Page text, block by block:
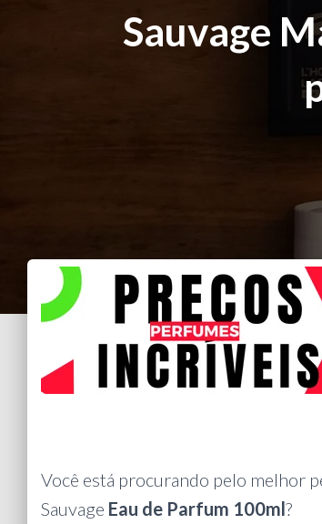
Sauvage
Você está procurando pelo melhor
Sauvage Eau de Parfum 100ml?